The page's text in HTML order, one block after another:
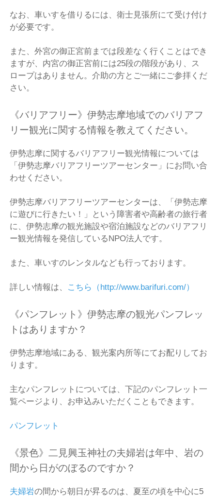
なお、車いすを借りるには、衛士見張所にて受け付け
が必要です。
また、外宮の御正宮前までは段差なく行くことはでき
ますが、内宮の御正宮前には25段の階段があり、ス
ロープはありません。介助の方とご一緒にご参拝くだ
さい。
《バリアフリー》伊勢志摩地域でのバリアフ
リー観光に関する情報を教えてください。
伊勢志摩に関するバリアフリー観光情報については
「伊勢志摩バリアフリーツアーセンター」にお問い合
わせください。
伊勢志摩バリアフリーツアーセンターは、「伊勢志摩
に遊びに行きたい！」という障害者や高齢者の旅行者
に、伊勢志摩の観光施設や宿泊施設などのバリアフリ
ー観光情報を発信しているNPO法人です。
また、車いすのレンタルなども行っております。
詳しい情報は、 こちら（http://www.barifuri.com/）
《パンフレット》伊勢志摩の観光パンフレッ
トはありますか？
伊勢志摩地域にある、観光案内所等にてお配りしてお
ります。
主なパンフレットについては、下記のパンフレット一
覧ページより、お申込みいただくこともできます。
パンフレット
《景色》二見興玉神社の夫婦岩は年中、岩の
間から日がのぼるのですか？
夫婦岩の間から朝日が昇るのは、夏至の頃を中心に5